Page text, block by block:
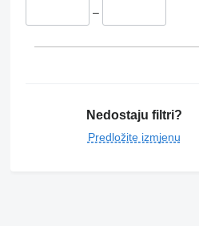
–
Nedostaju filtri?
Predložite izmjenu